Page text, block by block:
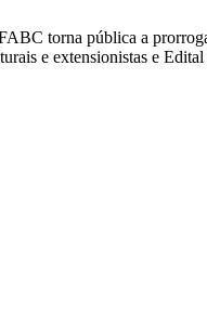
torna pública a
e extensionistas e